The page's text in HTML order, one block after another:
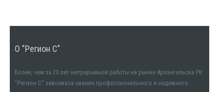
О "Регион С"
Более, чем за 20 лет непрерывной работы на рынке Архангельска РК
"Регион С" завоевала звание профессионального и надежного